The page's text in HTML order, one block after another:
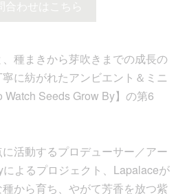
合わせはこちら
種まきから芽吹きまでの成長の
に紡がれたアンビエント＆ミニ
Watch Seeds Grow By】の第6
活動するプロデューサー／アー
よるプロジェクト、Lapalaceが
から育ち、やがて芳香を放つ紫